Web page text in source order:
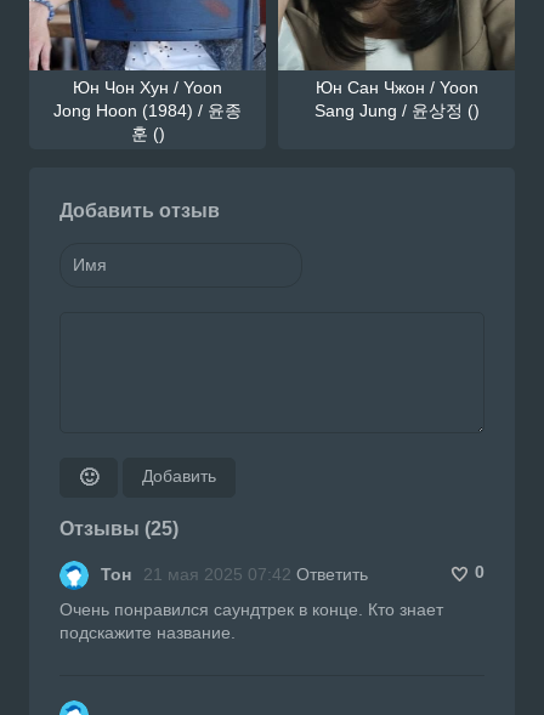
Юн Чон Хун / Yoon
Jong Hoon (1984) / 윤종
훈 ()
Юн Сан Чжон / Yoon
Sang Jung / 윤상정 ()
Добавить отзыв
🙂 Добавить
Отзывы (25)
Тон 21 мая 2025 07:42 Ответить
0
Очень понравился саундтрек в конце. Кто знает
подскажите название.